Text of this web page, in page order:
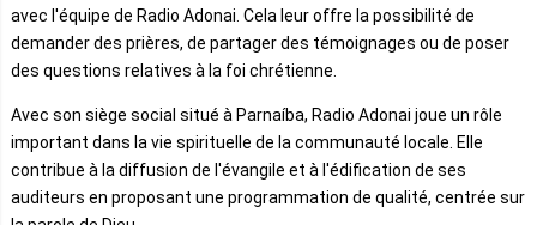
avec l'équipe de Radio Adonai. Cela leur offre la possibilité de
demander des prières, de partager des témoignages ou de poser
des questions relatives à la foi chrétienne.
Avec son siège social situé à Parnaíba, Radio Adonai joue un rôle
important dans la vie spirituelle de la communauté locale. Elle
contribue à la diffusion de l'évangile et à l'édification de ses
auditeurs en proposant une programmation de qualité, centrée sur